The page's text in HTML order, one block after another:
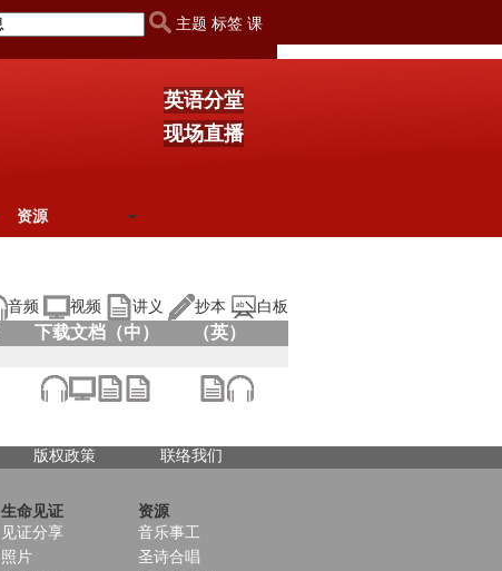
主题 标签 课
英语分堂
现场直播
资源
音频 视频 讲义 抄本 白板
下载文档（中） （英）
版权政策 联络我们
生命见证
资源
见证分享
音乐事工
照片
圣诗合唱